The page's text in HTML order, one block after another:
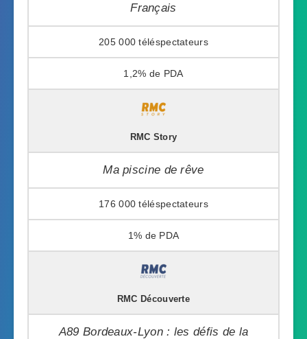
Français
205 000
1,2%
RMC Story
Ma piscine de rêve
176 000
1%
RMC Découverte
A89 Bordeaux-Lyon : les défis de la